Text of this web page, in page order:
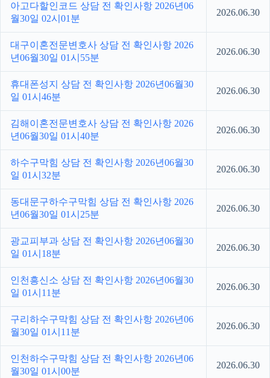
아고다할인코드 상담 전 확인사항 2026년06
월30일 02시01분
2026.06.30
대구이혼전문변호사 상담 전 확인사항 2026
년06월30일 01시55분
2026.06.30
휴대폰성지 상담 전 확인사항 2026년06월30
일 01시46분
2026.06.30
김해이혼전문변호사 상담 전 확인사항 2026
년06월30일 01시40분
2026.06.30
하수구막힘 상담 전 확인사항 2026년06월30
일 01시32분
2026.06.30
동대문구하수구막힘 상담 전 확인사항 2026
년06월30일 01시25분
2026.06.30
광교피부과 상담 전 확인사항 2026년06월30
일 01시18분
2026.06.30
인천흥신소 상담 전 확인사항 2026년06월30
일 01시11분
2026.06.30
구리하수구막힘 상담 전 확인사항 2026년06
월30일 01시11분
2026.06.30
인천하수구막힘 상담 전 확인사항 2026년06
월30일 01시00분
2026.06.30